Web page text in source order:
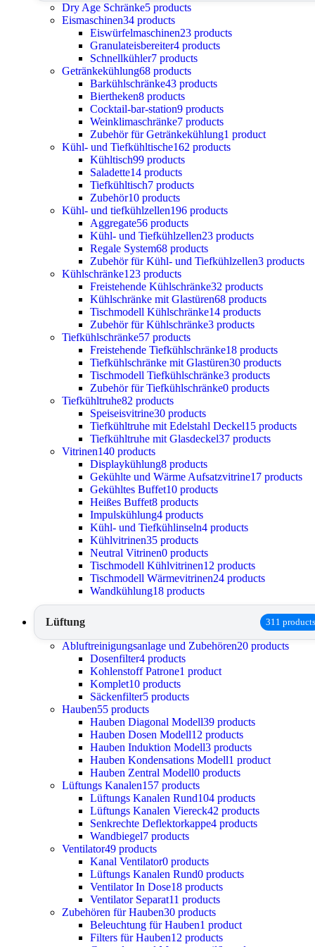
Dry Age Schränke5 products
Eismaschinen34 products
Eiswürfelmaschinen23 products
Granulateisbereiter4 products
Schnellkühler7 products
Getränkekühlung68 products
Barkühlschränke43 products
Biertheken8 products
Cocktail-bar-station9 products
Weinklimaschränke7 products
Zubehör für Getränkekühlung1 product
Kühl- und Tiefkühltische162 products
Kühltisch99 products
Saladette14 products
Tiefkühltisch7 products
Zubehör10 products
Kühl- und tiefkühlzellen196 products
Aggregate56 products
Kühl- und Tiefkühlzellen23 products
Regale System68 products
Zubehör für Kühl- und Tiefkühlzellen3 products
Kühlschränke123 products
Freistehende Kühlschränke32 products
Kühlschränke mit Glastüren68 products
Tischmodell Kühlschränke14 products
Zubehör für Kühlschränke3 products
Tiefkühlschränke57 products
Freistehende Tiefkühlschränke18 products
Tiefkühlschränke mit Glastüren30 products
Tischmodell Tiefkühlschränke3 products
Zubehör für Tiefkühlschränke0 products
Tiefkühltruhe82 products
Speiseisvitrine30 products
Tiefkühltruhe mit Edelstahl Deckel15 products
Tiefkühltruhe mit Glasdeckel37 products
Vitrinen140 products
Displaykühlung8 products
Gekühlte und Wärme Aufsatzvitrine17 products
Gekühltes Buffet10 products
Heißes Buffet8 products
Impulskühlung4 products
Kühl- und Tiefkühlinseln4 products
Kühlvitrinen35 products
Neutral Vitrinen0 products
Tischmodell Kühlvitrinen12 products
Tischmodell Wärmevitrinen24 products
Wandkühlung18 products
Lüftung 311 products
Abluftreinigungsanlage und Zubehören20 products
Dosenfilter4 products
Kohlenstoff Patrone1 product
Komplet10 products
Säckenfilter5 products
Hauben55 products
Hauben Diagonal Modell39 products
Hauben Dosen Modell12 products
Hauben Induktion Modell3 products
Hauben Kondensations Modell1 product
Hauben Zentral Modell0 products
Lüftungs Kanalen157 products
Lüftungs Kanalen Rund104 products
Lüftungs Kanalen Viereck42 products
Senkrechte Deflektorkappe4 products
Wandbiegel7 products
Ventilator49 products
Kanal Ventilator0 products
Lüftungs Kanalen Rund0 products
Ventilator In Dose18 products
Ventilator Separat11 products
Zubehören für Hauben30 products
Beleuchtung für Hauben1 product
Filters für Hauben12 products